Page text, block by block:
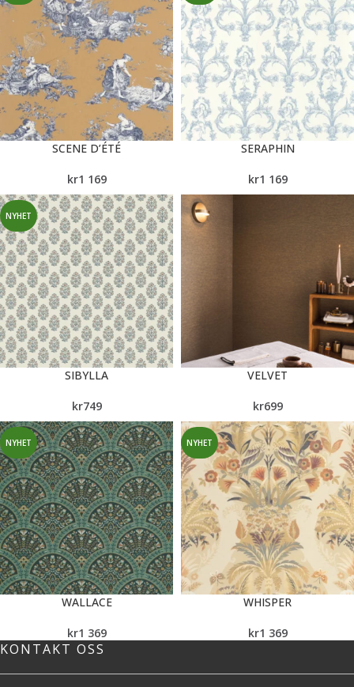
SCENE D’ÉTÉ
kr1 169
SERAPHIN
kr1 169
NYHET
SIBYLLA
kr749
VELVET
kr699
NYHET
WALLACE
kr1 369
NYHET
WHISPER
kr1 369
KONTAKT OSS